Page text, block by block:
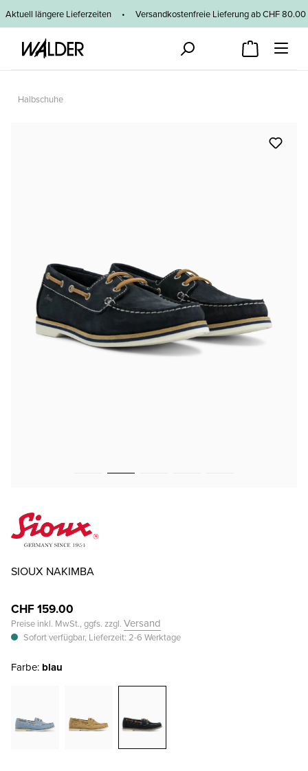
Zum Hauptinhalt springen
Aktuell längere Lieferzeiten • Versandkostenfreie Lieferung ab CHF
Halbschuhe
SIOUX NAKIMBA
CHF 159.00
Preise inkl. MwSt., ggfs. zzgl. Versand
Sofort verfügbar, Lieferzeit: 2-6 Werktage
Farbe: blau